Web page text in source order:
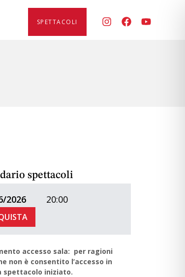
SPETTACOLI
spettacoli
2026 20:00
accesso sala: per ragioni
non è consentito l’accesso in
spettacolo iniziato.